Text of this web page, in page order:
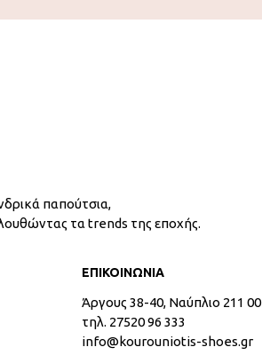
παπούτσια,
τα trends της εποχής.
ΕΠΙΚΟΙΝΩΝΙΑ
Άργους 38-40, Ναύπλιο 211 00
τηλ. 27520 96 333
info@kourouniotis-shoes.gr